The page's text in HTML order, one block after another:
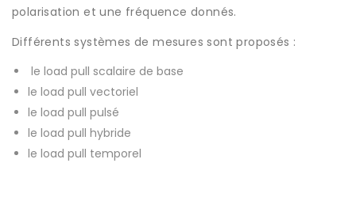
polarisation et une fréquence donnés.
Différents systèmes de mesures sont proposés :
le load pull scalaire de base
le load pull vectoriel
le load pull pulsé
le load pull hybride
le load pull temporel